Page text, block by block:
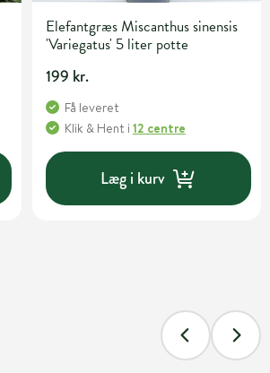
Elefantgræs Miscanthus sinensis
'Variegatus' 5 liter potte
199 kr.
Få leveret
Klik & Hent i 12 centre
Læg i kurv